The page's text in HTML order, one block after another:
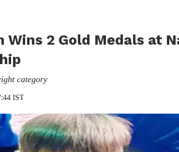
Wins 2 Gold Medals at
category
IST